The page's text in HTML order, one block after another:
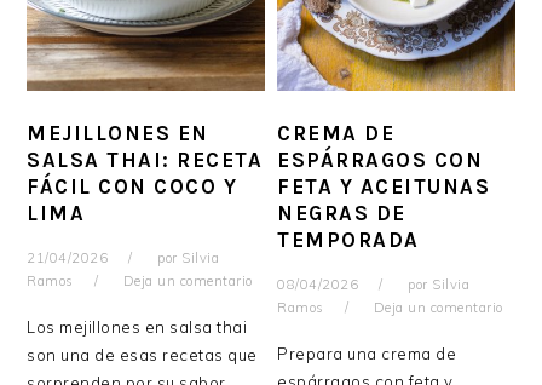
MEJILLONES EN
SALSA THAI: RECETA
FÁCIL CON COCO Y
LIMA
21/04/2026 por Silvia
Ramos
Deja un comentario
Los mejillones en salsa thai
son una de esas recetas que
CREMA DE
ESPÁRRAGOS CON
FETA Y ACEITUNAS
NEGRAS DE
TEMPORADA
08/04/2026 por Silvia
Ramos
Deja un comentario
Prepara una crema de